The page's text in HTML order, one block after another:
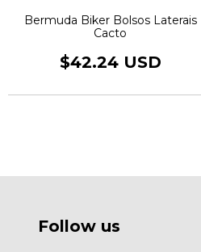
Bermuda Biker Bolsos Laterais
Cacto
$42.24 USD
Follow us